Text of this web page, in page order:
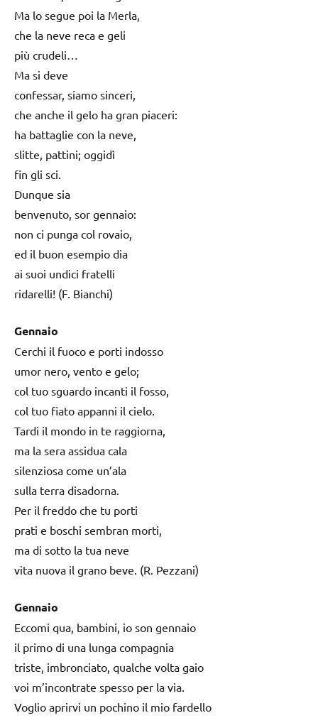
Ma lo segue poi la Merla,
che la neve reca e geli
più crudeli…
Ma si deve
confessar, siamo sinceri,
che anche il gelo ha gran piaceri:
ha battaglie con la neve,
slitte, pattini; oggidì
fin gli sci.
Dunque sia
benvenuto, sor gennaio:
non ci punga col rovaio,
ed il buon esempio dia
ai suoi undici fratelli
ridarelli! (F. Bianchi)
Gennaio
Cerchi il fuoco e porti indosso
umor nero, vento e gelo;
col tuo sguardo incanti il fosso,
col tuo fiato appanni il cielo.
Tardi il mondo in te raggiorna,
ma la sera assidua cala
silenziosa come un’ala
sulla terra disadorna.
Per il freddo che tu porti
prati e boschi sembran morti,
ma di sotto la tua neve
vita nuova il grano beve. (R. Pezzani)
Gennaio
Eccomi qua, bambini, io son gennaio
il primo di una lunga compagnia
triste, imbronciato, qualche volta gaio
voi m’incontrate spesso per la via.
Voglio aprirvi un pochino il mio fardello